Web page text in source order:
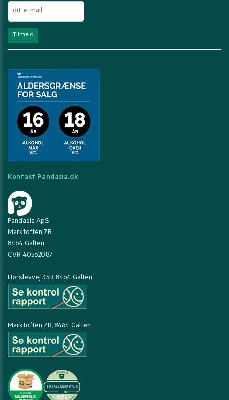
Kontakt Pandasia.dk
Pandasia ApS
Marktoften 7B
8464 Galten
CVR 40562087
Hørslevvej 35B, 8464 Galten
Marktoften 7B, 8464 Galten